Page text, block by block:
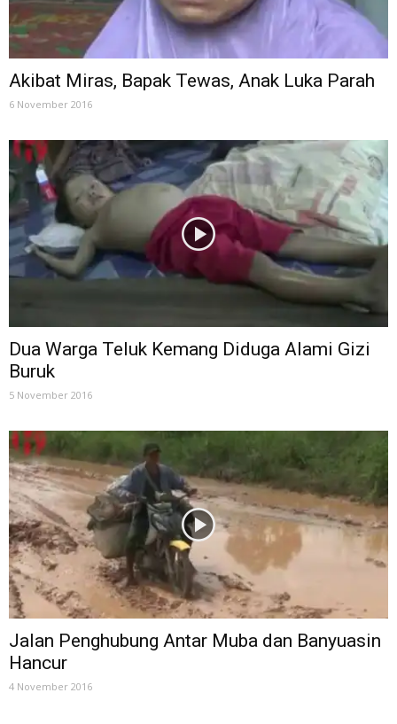
Akibat Miras, Bapak Tewas, Anak Luka Parah
6 November 2016
Dua Warga Teluk Kemang Diduga Alami Gizi
Buruk
5 November 2016
Jalan Penghubung Antar Muba dan Banyuasin
Hancur
4 November 2016